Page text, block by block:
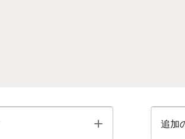
Toggle 追加